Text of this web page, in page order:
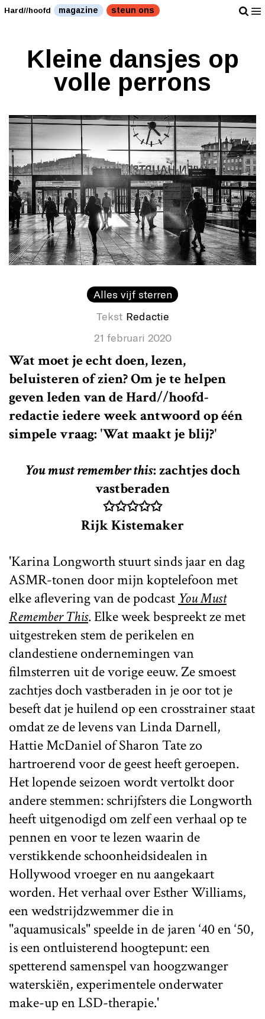
Hard//hoofd magazine steun ons
Kleine dansjes op
volle perrons
Alles vijf sterren
Tekst Redactie
21 februari 2020
Wat moet je echt doen, lezen,
beluisteren of zien? Om je te helpen
geven leden van de Hard//hoofd-
redactie iedere week antwoord op één
simpele vraag: 'Wat maakt je blij?'
You must remember this: zachtjes doch
vastberaden
✩✩✩✩✩
Rijk Kistemaker
'Karina Longworth stuurt sinds jaar en dag
ASMR-tonen door mijn koptelefoon met
elke aflevering van de podcast You Must
Remember This. Elke week bespreekt ze met
uitgestreken stem de perikelen en
clandestiene ondernemingen van
filmsterren uit de vorige eeuw. Ze smoest
zachtjes doch vastberaden in je oor tot je
beseft dat je huilend op een crosstrainer staat
omdat ze de levens van Linda Darnell,
Hattie McDaniel of Sharon Tate zo
hartroerend voor de geest heeft geroepen.
Het lopende seizoen wordt vertolkt door
andere stemmen: schrijfsters die Longworth
heeft uitgenodigd om zelf een verhaal op te
pennen en voor te lezen waarin de
verstikkende schoonheidsidealen in
Hollywood vroeger en nu aangekaart
worden. Het verhaal over Esther Williams,
een wedstrijdzwemmer die in
"aquamusicals" speelde in de jaren ‘40 en ‘50,
is een ontluisterend hoogtepunt: een
spetterend samenspel van hoogzwanger
waterskiën, experimentele onderwater
make-up en LSD-therapie.'